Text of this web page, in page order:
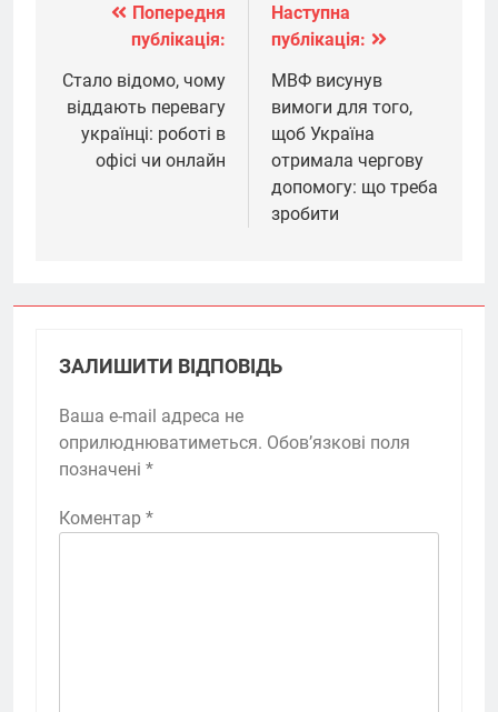
Навігація
записів
Попередня
публікація:
Стало відомо, чому
віддають перевагу
українці: роботі в
офісі чи онлайн
Наступна
публікація:
МВФ висунув
вимоги для того,
щоб Україна
отримала чергову
допомогу: що треба
зробити
ЗАЛИШИТИ ВІДПОВІДЬ
Ваша e-mail адреса не
оприлюднюватиметься. Обов’язкові поля
позначені *
Коментар *